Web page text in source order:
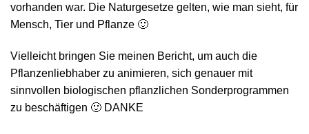
vorhanden war. Die Naturgesetze gelten, wie man sieht, für
Mensch, Tier und Pflanze 🙂
Vielleicht bringen Sie meinen Bericht, um auch die
Pflanzenliebhaber zu animieren, sich genauer mit
sinnvollen biologischen pflanzlichen Sonderprogrammen
zu beschäftigen 🙂 DANKE